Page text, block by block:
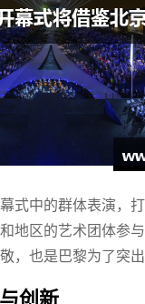
式中的群体表演，
地区的艺术团体参
，也是巴黎为了突
创新